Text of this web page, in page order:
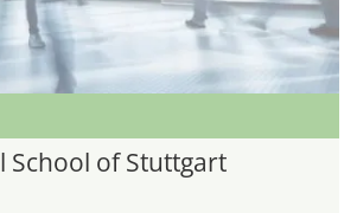
School of Stuttgart